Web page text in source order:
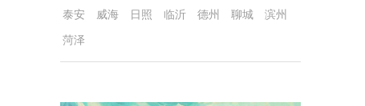
泰安
威海 日照 临沂 德州 聊城
滨州
菏泽